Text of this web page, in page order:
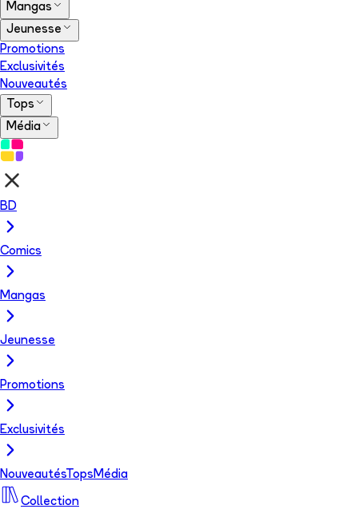
Mangas
Jeunesse
Promotions
Exclusivités
Nouveautés
Tops
Média
BD
Comics
Mangas
Jeunesse
Promotions
Exclusivités
NouveautésTops Média
Collection